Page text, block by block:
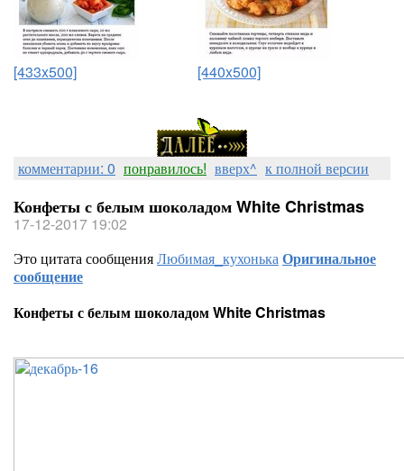
[433x500] [440x500]
комментарии: 0 понравилось! вверх^ к полной версии
Конфеты с белым шоколадом White Christmas
17-12-2017 19:02
Это цитата сообщенияЛюбимая_кухонькаОригинальное
сообщение
Конфеты с белым шоколадом White Christmas